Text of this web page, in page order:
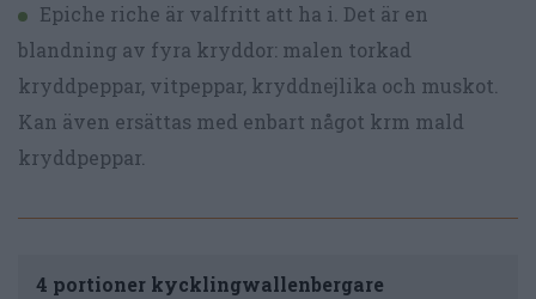
Epiche riche är valfritt att ha i. Det är en
blandning av fyra kryddor: malen torkad
kryddpeppar, vitpeppar, kryddnejlika och muskot.
Kan även ersättas med enbart något krm mald
kryddpeppar.
4 portioner kycklingwallenbergare